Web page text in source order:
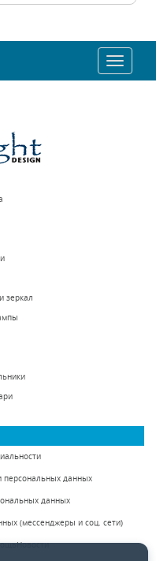
Toggle
зеркал
персональных данных
данных
(мессенджеры и соц. сети)
Новости